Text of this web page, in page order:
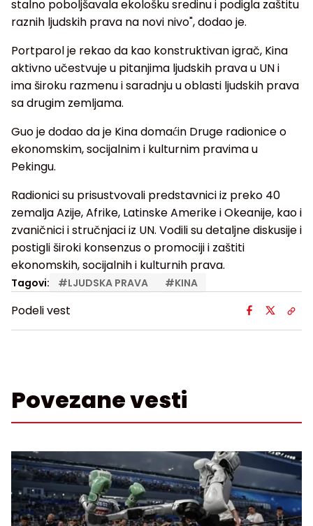
stalno poboljšavala ekološku sredinu i podigla zaštitu
raznih ljudskih prava na novi nivo", dodao je.
Portparol je rekao da kao konstruktivan igrač, Kina
aktivno učestvuje u pitanjima ljudskih prava u UN i
ima široku razmenu i saradnju u oblasti ljudskih prava
sa drugim zemljama.
Guo je dodao da je Kina domaćin Druge radionice o
ekonomskim, socijalnim i kulturnim pravima u
Pekingu.
Radionici su prisustvovali predstavnici iz preko 40
zemalja Azije, Afrike, Latinske Amerike i Okeanije, kao i
zvaničnici i stručnjaci iz UN. Vodili su detaljne diskusije i
postigli široki konsenzus o promociji i zaštiti
ekonomskih, socijalnih i kulturnih prava.
Tagovi: #LJUDSKA PRAVA #KINA
Podeli vest
Povezane vesti